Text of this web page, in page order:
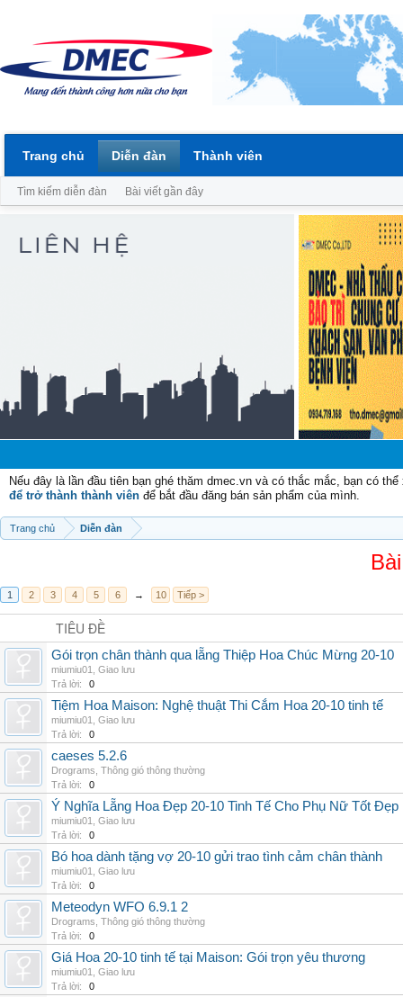
Nếu đây là lần đầu tiên bạn ghé thăm dmec.vn và có thắc mắc, bạn có
để trở thành thành viên để bắt đầu đăng bán sản phẩm của mình.
Trang chủ Diễn đàn
1 2 3 4 5 6 → 10 Tiếp >
TIÊU ĐỀ
Gói trọn chân thành qua lẵng Thiệp Hoa Chúc Mừng 20-10
miumiu01
Giao lưu
Trả lời:
0
Tiệm Hoa Maison: Nghệ thuật Thi Cắm Hoa 20-10 tinh tế
miumiu01
Giao lưu
Trả lời:
0
caeses 5.2.6
Drograms Thông gió thông thường
Trả lời:
0
Ý Nghĩa Lẵng Hoa Đẹp 20-10 Tinh Tế Cho Phụ Nữ Tốt Đẹp
miumiu01
Giao lưu
Trả lời:
0
Bó hoa dành tặng vợ 20-10 gửi trao tình cảm chân thành
miumiu01
Giao lưu
Trả lời:
0
Meteodyn WFO 6.9.1 2
Drograms Thông gió thông thường
Trả lời:
0
Giá Hoa 20-10 tinh tế tại Maison: Gói trọn yêu thương
miumiu01
Giao lưu
Trả lời:
0
Trang chủ Diễn đàn
Tìm kiếm diễn đàn Bài viết gần đây
Thành viên